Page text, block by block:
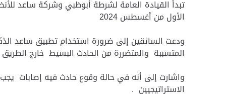
تبدأ القيادة العامة لشرطة أبوظبي وشركة ساعد
الأول من أغسطس 2024
المتسببة والمتضررة من الحادث البسيط خارج
الاستراتيجيين .